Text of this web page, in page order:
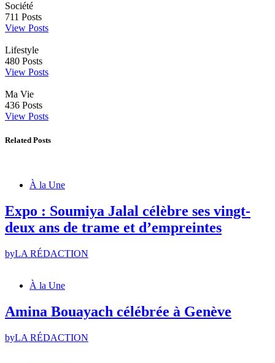
Société
711 Posts
View Posts
Lifestyle
480 Posts
View Posts
Ma Vie
436 Posts
View Posts
Related Posts
À la Une
Expo : Soumiya Jalal célèbre ses vingt-
deux ans de trame et d’empreintes
byLA RÉDACTION
À la Une
Amina Bouayach célébrée à Genève
byLA RÉDACTION